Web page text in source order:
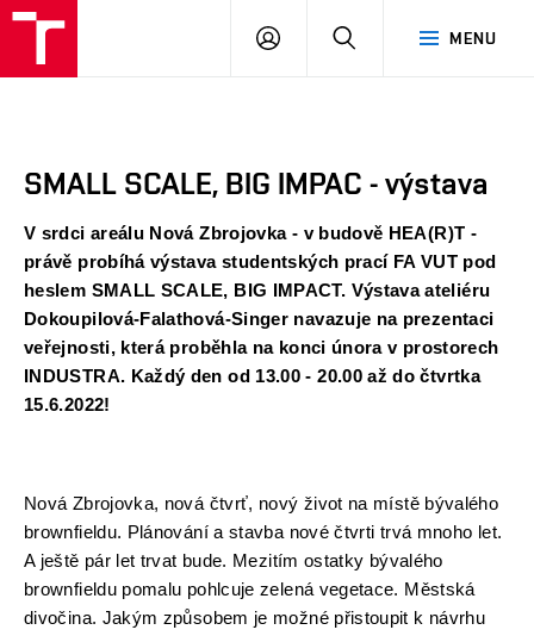
MENU
PŘIHLÁSIT
SMALL SCALE, BIG IMPAC - výstava
V srdci areálu Nová Zbrojovka - v budově HEA(R)T -
právě probíhá výstava studentských prací FA VUT pod
heslem SMALL SCALE, BIG IMPACT. Výstava ateliéru
Dokoupilová-Falathová-Singer navazuje na prezentaci
veřejnosti, která proběhla na konci února v prostorech
INDUSTRA. Každý den od 13.00 - 20.00 až do čtvrtka
15.6.2022!
Nová Zbrojovka, nová čtvrť, nový život na místě bývalého
brownfieldu. Plánování a stavba nové čtvrti trvá mnoho let.
A ještě pár let trvat bude. Mezitím ostatky bývalého
brownfieldu pomalu pohlcuje zelená vegetace. Městská
divočina. Jakým způsobem je možné přistoupit k návrhu